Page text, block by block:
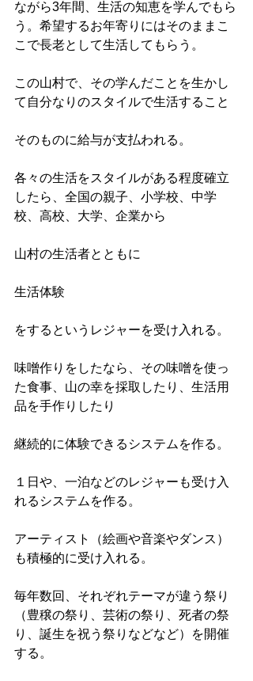
ながら3年間、生活の知恵を学んでもら
う。希望するお年寄りにはそのままこ
こで長老として生活してもらう。
この山村で、その学んだことを生かし
て自分なりのスタイルで生活すること
そのものに給与が支払われる。
各々の生活をスタイルがある程度確立
したら、全国の親子、小学校、中学
校、高校、大学、企業から
山村の生活者とともに
生活体験
をするというレジャーを受け入れる。
味噌作りをしたなら、その味噌を使っ
た食事、山の幸を採取したり、生活用
品を手作りしたり
継続的に体験できるシステムを作る。
１日や、一泊などのレジャーも受け入
れるシステムを作る。
アーティスト（絵画や音楽やダンス）
も積極的に受け入れる。
毎年数回、それぞれテーマが違う祭り
（豊穣の祭り、芸術の祭り、死者の祭
り、誕生を祝う祭りなどなど）を開催
する。